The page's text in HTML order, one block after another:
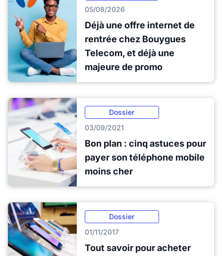
05/08/2026
Déjà une offre internet de
rentrée chez Bouygues
Telecom, et déjà une
majeure de promo
Dossier
03/09/2021
Bon plan : cinq astuces pour
payer son téléphone mobile
moins cher
Dossier
01/11/2017
Tout savoir pour acheter